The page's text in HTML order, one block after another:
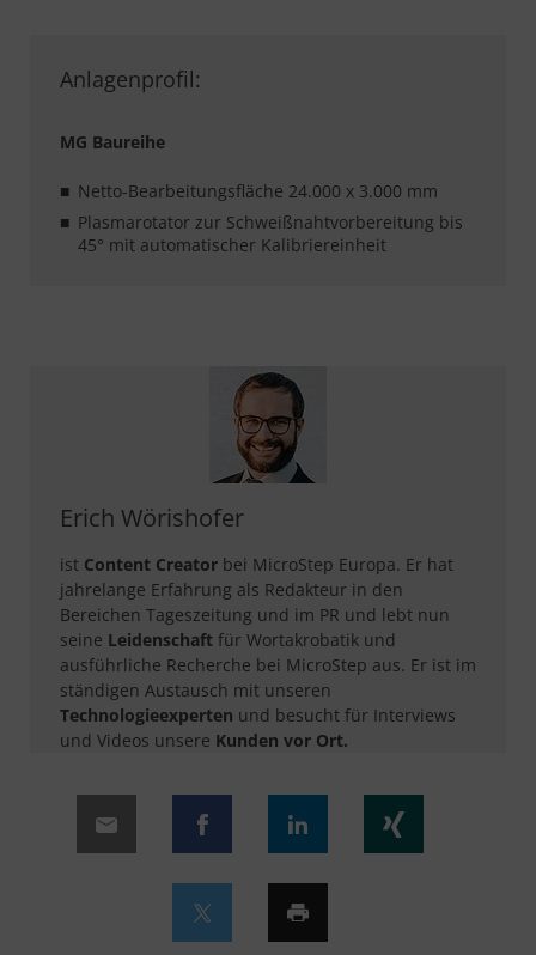
Anlagenprofil:
MG Baureihe
Netto-Bearbeitungsfläche 24.000 x 3.000 mm
Plasmarotator zur Schweißnahtvorbereitung bis
45° mit automatischer Kalibriereinheit
Erich Wörishofer
ist Content Creator bei MicroStep Europa. Er hat
jahrelange Erfahrung als Redakteur in den
Bereichen Tageszeitung und im PR und lebt nun
seine Leidenschaft für Wortakrobatik und
ausführliche Recherche bei MicroStep aus. Er ist im
ständigen Austausch mit unseren
Technologieexperten und besucht für Interviews
und Videos unsere Kunden vor Ort.​